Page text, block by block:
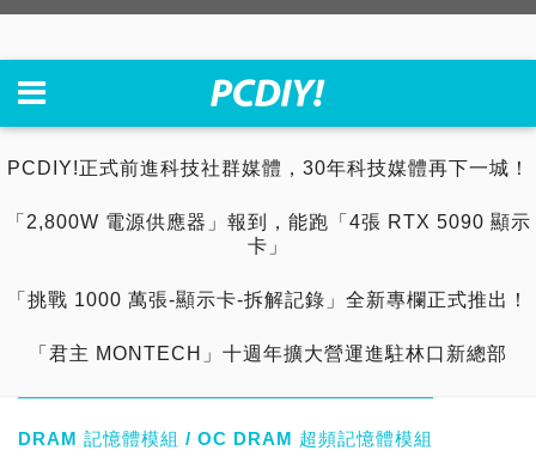
PCDIY!正式前進科技社群媒體，30年科技媒體再下一城！
「2,800W 電源供應器」報到，能跑「4張 RTX 5090 顯示
卡」
「挑戰 1000 萬張-顯示卡-拆解記錄」全新專欄正式推出！
「君主 MONTECH」十週年擴大營運進駐林口新總部
DRAM 記憶體模組 / OC DRAM 超頻記憶體模組